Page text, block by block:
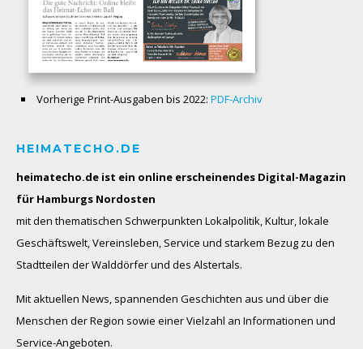
Vorherige Print-Ausgaben bis 2022: PDF-Archiv
HEIMATECHO.DE
heimatecho.de ist ein online erscheinendes Digital-Magazin
für Hamburgs Nordosten
mit den thematischen Schwerpunkten Lokalpolitik, Kultur, lokale
Geschäftswelt, Vereinsleben, Service und starkem Bezug zu den
Stadtteilen der Walddörfer und des Alstertals.
Mit aktuellen News, spannenden Geschichten aus und über die
Menschen der Region sowie einer Vielzahl an Informationen und
Service-Angeboten.